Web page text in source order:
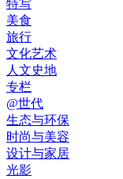
特写
美食
旅行
文化艺术
人文史地
专栏
@世代
生态与环保
时尚与美容
设计与家居
光影